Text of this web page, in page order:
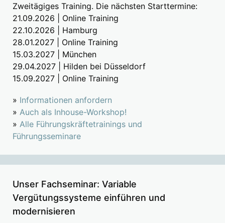
Zweitägiges Training. Die nächsten Starttermine:
21.09.2026 | Online Training
22.10.2026 | Hamburg
28.01.2027 | Online Training
15.03.2027 | München
29.04.2027 | Hilden bei Düsseldorf
15.09.2027 | Online Training
» Informationen anfordern
» Auch als Inhouse-Workshop!
» Alle Führungskräftetrainings und
Führungsseminare
Unser Fachseminar: Variable
Vergütungssysteme einführen und
modernisieren